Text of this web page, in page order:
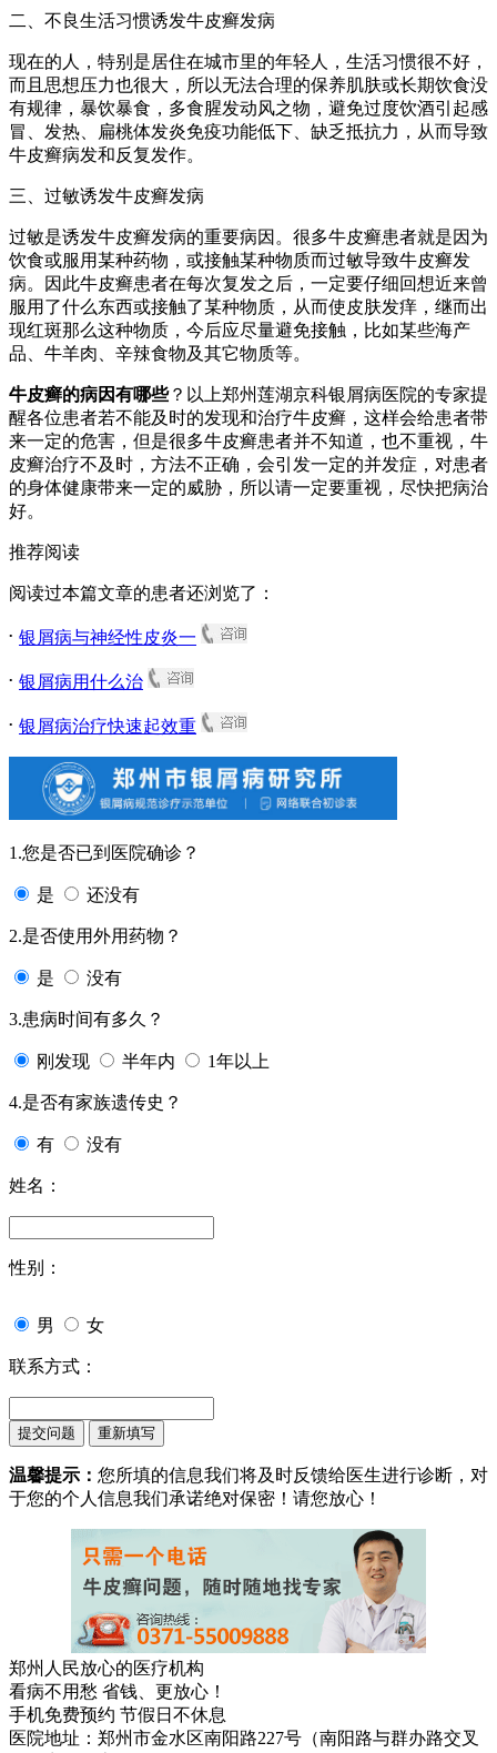
二、不良生活习惯诱发牛皮癣发病
现在的人，特别是居住在城市里的年轻人，生活习惯很不好，
而且思想压力也很大，所以无法合理的保养肌肤或长期饮食没
有规律，暴饮暴食，多食腥发动风之物，避免过度饮酒引起感
冒、发热、扁桃体发炎免疫功能低下、缺乏抵抗力，从而导致
牛皮癣病发和反复发作。
三、过敏诱发牛皮癣发病
过敏是诱发牛皮癣发病的重要病因。很多牛皮癣患者就是因为
饮食或服用某种药物，或接触某种物质而过敏导致牛皮癣发
病。因此牛皮癣患者在每次复发之后，一定要仔细回想近来曾
服用了什么东西或接触了某种物质，从而使皮肤发痒，继而出
现红斑那么这种物质，今后应尽量避免接触，比如某些海产
品、牛羊肉、辛辣食物及其它物质等。
牛皮癣的病因有哪些？以上郑州莲湖京科银屑病医院的专家提
醒各位患者若不能及时的发现和治疗牛皮癣，这样会给患者带
来一定的危害，但是很多牛皮癣患者并不知道，也不重视，牛
皮癣治疗不及时，方法不正确，会引发一定的并发症，对患者
的身体健康带来一定的威胁，所以请一定要重视，尽快把病治
好。
推荐阅读
阅读过本篇文章的患者还浏览了：
. 银屑病与神经性皮炎一
. 银屑病用什么治
. 银屑病治疗快速起效重
1.您是否已到医院确诊？
是 还没有
2.是否使用外用药物？
是 没有
3.患病时间有多久？
刚发现 半年内 1年以上
4.是否有家族遗传史？
有 没有
姓名：
性别：
男 女
联系方式：
温馨提示： 您所填的信息我们将及时反馈给医生进行诊断，对
于您的个人信息我们承诺绝对保密！请您放心！
郑州人民放心的医疗机构
看病不用愁 省钱、更放心！
手机免费预约 节假日不休息
医院地址：郑州市金水区南阳路227号（南阳路与群办路交叉